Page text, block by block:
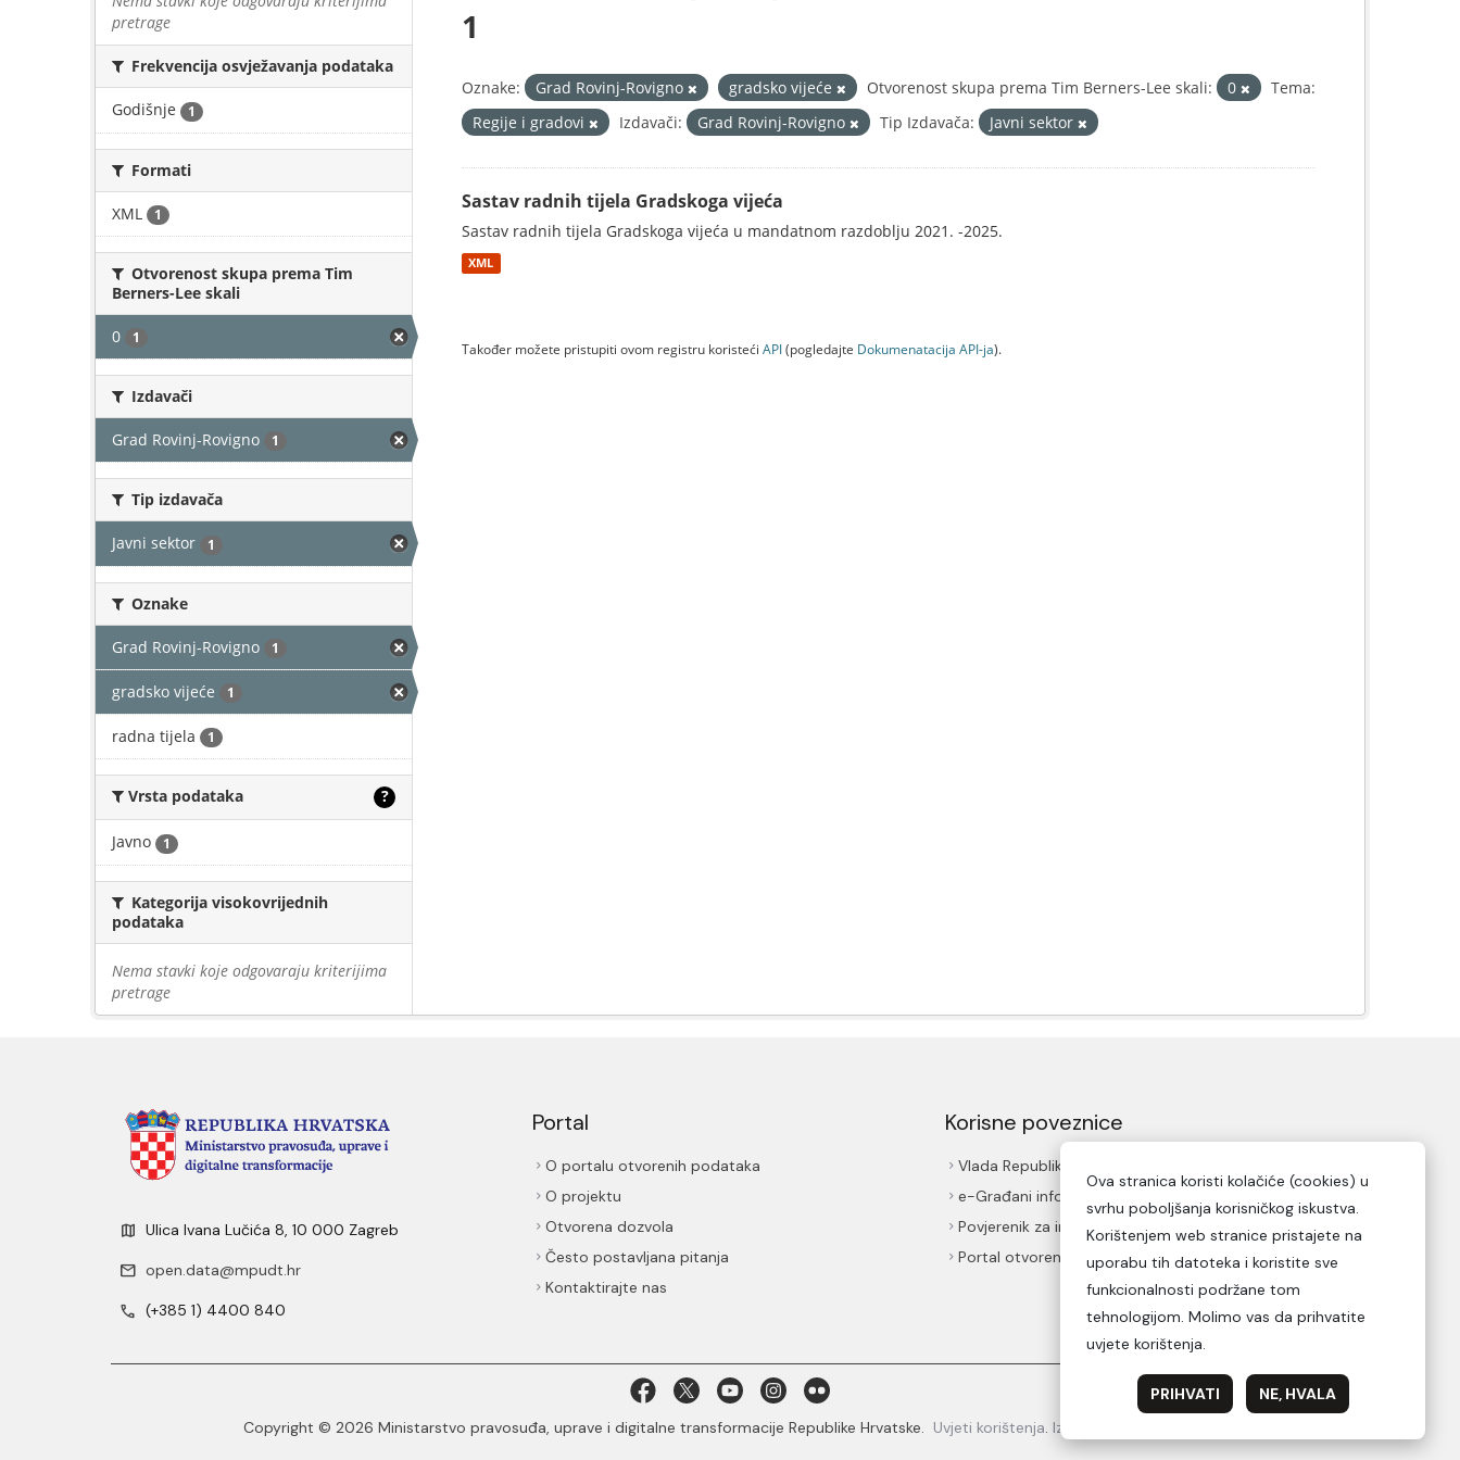
pretrage
Frekvencija osvježavanja podataka
Godišnje 1
Formati
XML 1
Otvorenost skupa prema Tim
Berners-Lee skali
0 1
Izdavači
Grad Rovinj-Rovigno 1
Tip izdavača
Javni sektor 1
Oznake
Grad Rovinj-Rovigno 1
gradsko vijeće 1
radna tijela 1
Vrsta podataka ?
Javno 1
Kategorija visokovrijednih
podataka
Nema stavki koje odgovaraju kriterijima
pretrage
1
Oznake: Grad Rovinj-Rovigno gradsko vijeće Otvorenost skupa prema Tim Berners-Lee skali: 0
Tema:
Regije i gradovi
Izdavači: Grad Rovinj-Rovigno Tip Izdavača: Javni sektor
Sastav radnih tijela Gradskoga vijeća
Sastav radnih tijela Gradskoga vijeća u mandatnom razdoblju 2021. -2025.
XML
Također možete pristupiti ovom registru koristeći API(pogledajte Dokumenаtаcijа API-jа).